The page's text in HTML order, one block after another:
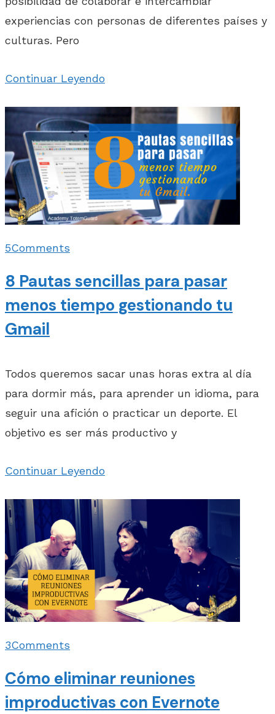
experiencias con personas de diferentes países y
culturas. Pero
Continuar Leyendo
5Comments
8 Pautas sencillas para pasar
menos tiempo gestionando tu
Gmail
Todos queremos sacar unas horas extra al día
para dormir más, para aprender un idioma, para
seguir una afición o practicar un deporte. El
objetivo es ser más productivo y
Continuar Leyendo
3Comments
Cómo eliminar reuniones
improductivas con Evernote